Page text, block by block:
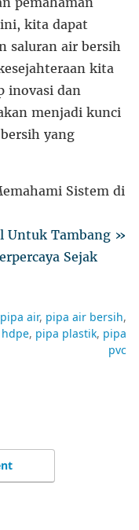
kita dapat
saluran air bersih
kita
inovasi dan
menjadi kunci
yang
Sistem di
Untuk Tambang »
Sejak
pipa air pipa air bersih
pipa plastik pipa
pvc